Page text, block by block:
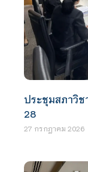
ประชุมสภาวิช
28
27 กรกฎาคม 2026